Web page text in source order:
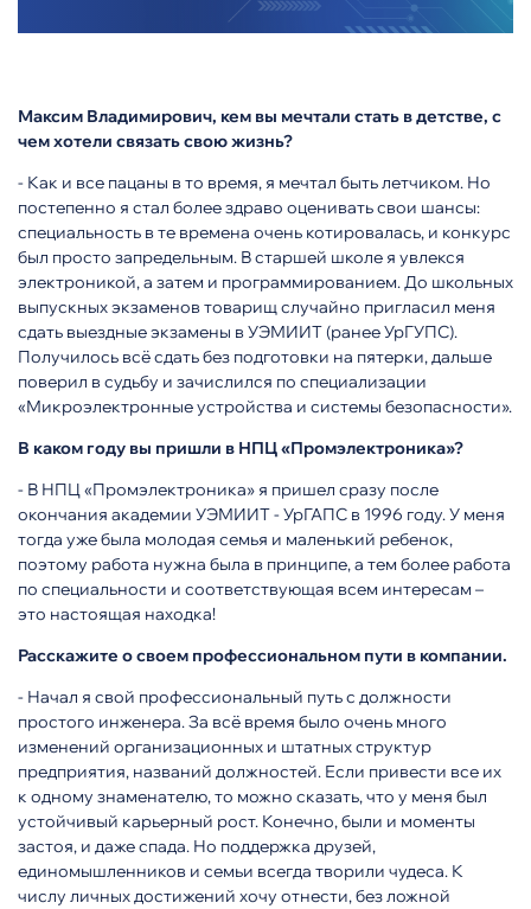
Максим Владимирович, кем вы мечтали стать в детстве, с
чем хотели связать свою жизнь?
- Как и все пацаны в то время, я мечтал быть летчиком. Но
постепенно я стал более здраво оценивать свои шансы:
специальность в те времена очень котировалась, и конкурс
был просто запредельным. В старшей школе я увлекся
электроникой, а затем и программированием. До школьных
выпускных экзаменов товарищ случайно пригласил меня
сдать выездные экзамены в УЭМИИТ (ранее УрГУПС).
Получилось всё сдать без подготовки на пятерки, дальше
поверил в судьбу и зачислился по специализации
«Микроэлектронные устройства и системы безопасности».
В каком году вы пришли в НПЦ «Промэлектроника»?
- В НПЦ «Промэлектроника» я пришел сразу после
окончания академии УЭМИИТ - УрГАПС в 1996 году. У меня
тогда уже была молодая семья и маленький ребенок,
поэтому работа нужна была в принципе, а тем более работа
по специальности и соответствующая всем интересам –
это настоящая находка!
Расскажите о своем профессиональном пути в компании.
- Начал я свой профессиональный путь с должности
простого инженера. За всё время было очень много
изменений организационных и штатных структур
предприятия, названий должностей. Если привести все их
к одному знаменателю, то можно сказать, что у меня был
устойчивый карьерный рост. Конечно, были и моменты
застоя, и даже спада. Но поддержка друзей,
единомышленников и семьи всегда творили чудеса. К
числу личных достижений хочу отнести, без ложной